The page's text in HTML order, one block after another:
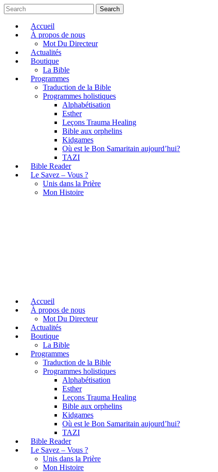
Search
Accueil
À propos de nous
Mot Du Directeur
Actualités
Boutique
La Bible
Programmes
Traduction de la Bible
Programmes holistiques
Alphabétisation
Esther
Leçons Trauma Healing
Bible aux orphelins
Kidgames
Où est le Bon Samaritain aujourd’hui?
TAZI
Bible Reader
Le Savez – Vous ?
Unis dans la Prière
Mon Histoire
Accueil
À propos de nous
Mot Du Directeur
Actualités
Boutique
La Bible
Programmes
Traduction de la Bible
Programmes holistiques
Alphabétisation
Esther
Leçons Trauma Healing
Bible aux orphelins
Kidgames
Où est le Bon Samaritain aujourd’hui?
TAZI
Bible Reader
Le Savez – Vous ?
Unis dans la Prière
Mon Histoire